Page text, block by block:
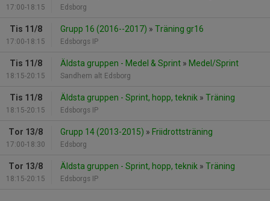
17:00-18:15 Edsborg
Tis 11/8
17:00-18:15
Grupp 16 (2016--2017) » Träning gr16
Edsborgs IP
Tis 11/8
18:15-20:15
Äldsta gruppen - Medel & Sprint » Medel/Sprint
Sandhem alt Edsborg
Tis 11/8
18:15-20:15
Äldsta gruppen - Sprint, hopp, teknik » Träning
Edsborgs IP
Tor 13/8
17:00-18:30
Grupp 14 (2013-2015) » Friidrottsträning
Edsborg
Tor 13/8
18:15-20:15
Äldsta gruppen - Sprint, hopp, teknik » Träning
Edsborgs IP